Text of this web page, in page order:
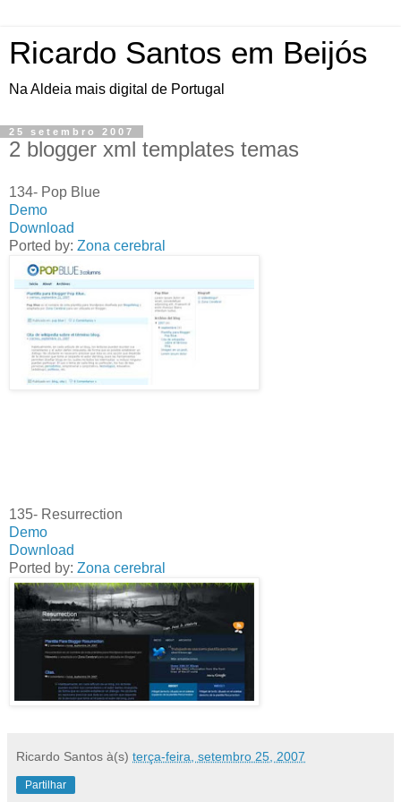
Ricardo Santos em Beijós
Na Aldeia mais digital de Portugal
25 setembro 2007
2 blogger xml templates temas
134- Pop Blue
Demo
Download
Ported by: Zona cerebral
135- Resurrection
Demo
Download
Ported by: Zona cerebral
Ricardo Santos à(s) terça-feira, setembro 25, 2007
Partilhar